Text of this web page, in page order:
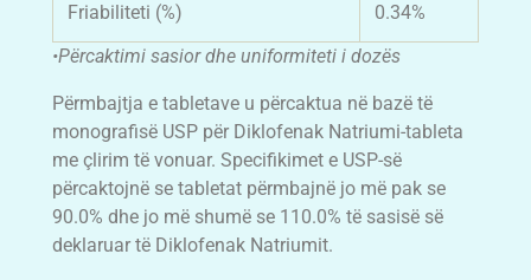
Friabiliteti (%)
0.34%
•Përcaktimi sasior dhe uniformiteti i dozës
Përmbajtja e tabletave u përcaktua në bazë të
monografisë USP për Diklofenak Natriumi-tableta
me çlirim të vonuar. Specifikimet e USP-së
përcaktojnë se tabletat përmbajnë jo më pak se
90.0% dhe jo më shumë se 110.0% të sasisë së
deklaruar të Diklofenak Natriumit.